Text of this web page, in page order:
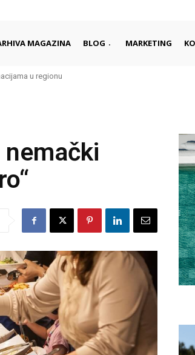
MAGAZINA BLOG MARKETING
u regionu
nemački